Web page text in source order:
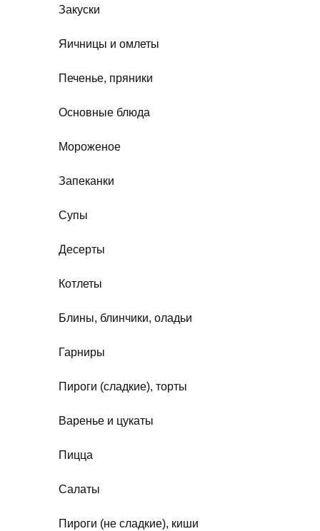
Закуски
Яичницы и омлеты
Печенье, пряники
Основные блюда
Мороженое
Запеканки
Супы
Десерты
Котлеты
Блины, блинчики, оладьи
Гарниры
Пироги (сладкие), торты
Варенье и цукаты
Пицца
Салаты
Пироги (не сладкие), киши